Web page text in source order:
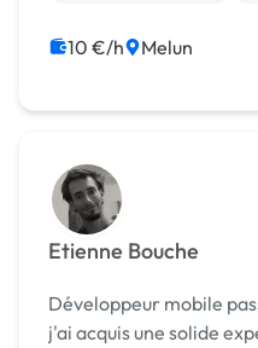
10 €/h Melun
Etienne Bouche
Développeur mobile
j'ai acquis une solide